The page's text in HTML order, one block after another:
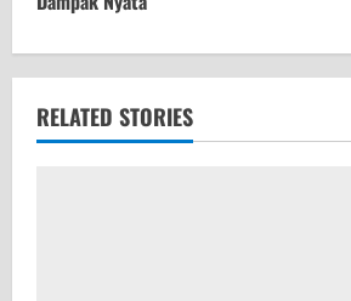
n
u
e
RELATED STORIES